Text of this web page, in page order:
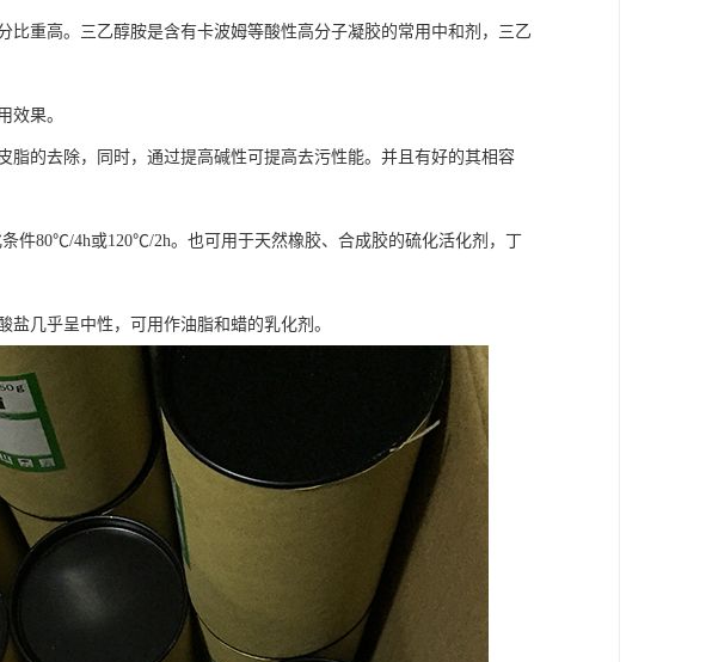
重高。三乙醇胺是含有卡波姆等酸性高分子凝胶的常用中和剂，三乙
效果。
的去除，同时，通过提高碱性可提高去污性能。并且有好的其相容
件80℃/4h或120℃/2h。也可用于天然橡胶、合成胶的硫化活化剂，丁
几乎呈中性，可用作油脂和蜡的乳化剂。